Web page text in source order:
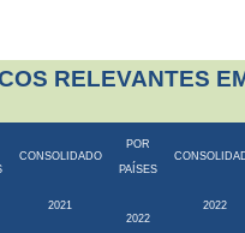
RELEVANTES
CONSOLIDADO
2021
POR
PAÍSES
2022
2022